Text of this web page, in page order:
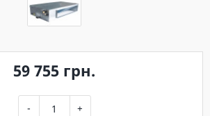
59 755 грн.
- +